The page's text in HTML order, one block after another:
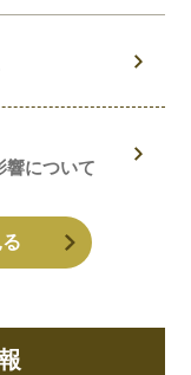
響について